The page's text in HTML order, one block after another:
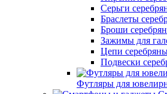
Серьги
Браслеты
Броши
Зажимы для
Цепи
Подвески
Футляры для